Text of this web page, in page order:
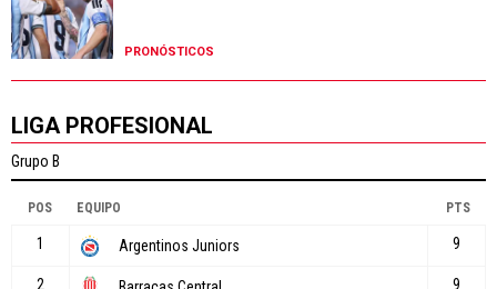
PRONÓSTICOS
LIGA PROFESIONAL